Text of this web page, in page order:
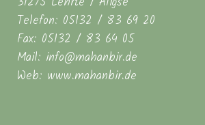
Telefon: 05132 / 83 69 20
Fax: 05132 / 83 64 05
Mail: info@mahanbir.de
Web: www.mahanbir.de